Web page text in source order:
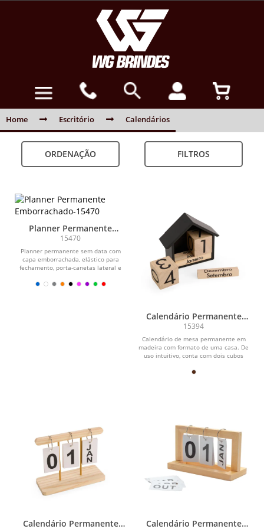
Home Escritório Calendários
ORDENAÇÃO FILTROS
Planner Permanente
Emborrachado
15470
Planner permanente sem data com
capa emborrachada, elástico para
fechamento, porta-canetas lateral e
Calendário Permanente
Madeira
15394
Calendário de mesa permanente em
madeira com formato de uma casa. De
uso intuitivo, conta com dois cubos
Calendário Permanente
Calendário Permanente